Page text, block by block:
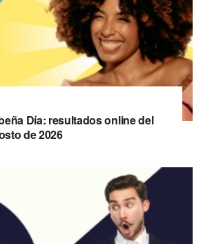
Día: resultados online del
de 2026